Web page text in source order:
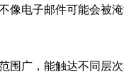
像电子邮件可能会被
广，能触达不同层次